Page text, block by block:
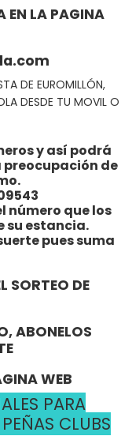
EN LA PAGINA
DE EUROMILLÓN,
DESDE TU MOVIL O
y así podrá
de
número que los
su estancia.
pues suma
SORTEO DE
ABONELOS
WEB
PARA
CLUBS